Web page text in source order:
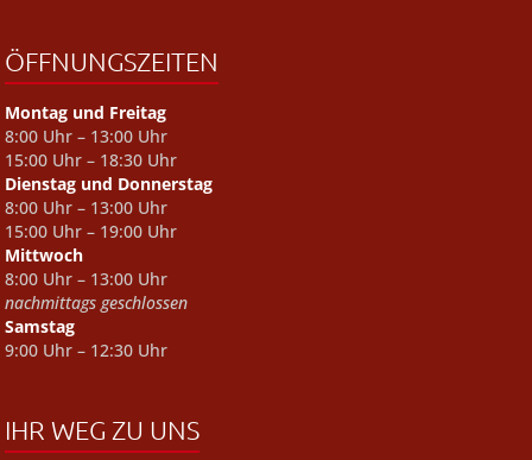
ÖFFNUNGSZEITEN
Montag und Freitag
8:00 Uhr – 13:00 Uhr
15:00 Uhr – 18:30 Uhr
Dienstag und Donnerstag
8:00 Uhr – 13:00 Uhr
15:00 Uhr – 19:00 Uhr
Mittwoch
8:00 Uhr – 13:00 Uhr
nachmittags geschlossen
Samstag
9:00 Uhr – 12:30 Uhr
IHR WEG ZU UNS